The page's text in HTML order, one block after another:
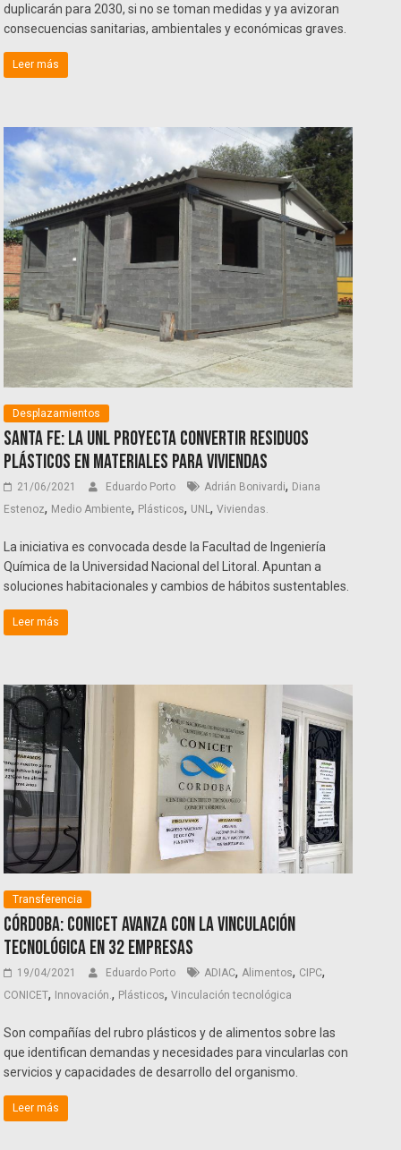
duplicarán para 2030, si no se toman medidas y ya avizoran
consecuencias sanitarias, ambientales y económicas graves.
Leer más
Desplazamientos
Santa Fe: La UNL proyecta convertir residuos
plásticos en materiales para viviendas
21/06/2021 Eduardo Porto Adrián Bonivardi, Diana
Estenoz, Medio Ambiente, Plásticos, UNL,Viviendas.
La iniciativa es convocada desde la Facultad de Ingeniería
Química de la Universidad Nacional del Litoral. Apuntan a
soluciones habitacionales y cambios de hábitos sustentables.
Leer más
Transferencia
Córdoba: CONICET avanza con la vinculación
tecnológica en 32 empresas
19/04/2021 Eduardo Porto ADIAC, Alimentos, CIPC,
CONICET, Innovación., Plásticos,Vinculación tecnológica
Son compañías del rubro plásticos y de alimentos sobre las
que identifican demandas y necesidades para vincularlas con
servicios y capacidades de desarrollo del organismo.
Leer más